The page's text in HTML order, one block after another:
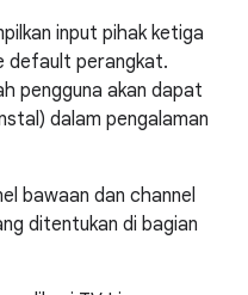
input pihak ketiga
default perangkat.
pengguna akan dapat
dalam pengalaman
bawaan dan channel
ditentukan di bagian